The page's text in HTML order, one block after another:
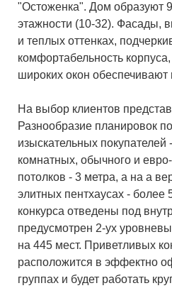
"Остоженка". Дом образуют
этажности (10-32). Фасады,
и теплых оттенках,
комфортабельность
широких окон обеспечивают
На выбор клиентов
Разнообразие планировок
изыскательных
комнатных, обычного и
потолков - 3 метра, а на а
элитных пентхаусах -
конкурса отведены под
предусмотрен 2-ух
на 445 мест. Приветливых
расположится в эффектно
группах и будет работать